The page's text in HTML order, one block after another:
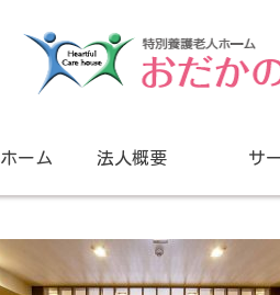
ホーム 法人概要 サ